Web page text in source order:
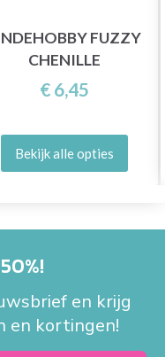
FUZZY
CHENILLE
€ 6,45
Bekijk alle opties
en krijg
en kortingen!